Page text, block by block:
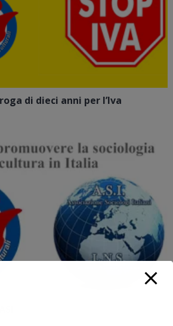
di dieci anni per l’Iva